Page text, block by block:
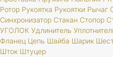
Ротор Рукоятка Рукоятки Рычаг
Синхронизатор Стакан Стопор
УГОЛОК Удлинитель
Фланец Цепь Шайба Шарик
Шток Штуцер